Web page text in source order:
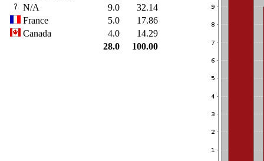
N/A
9.0
32.14
France
5.0
17.86
Canada
4.0
14.29
28.0
100.00